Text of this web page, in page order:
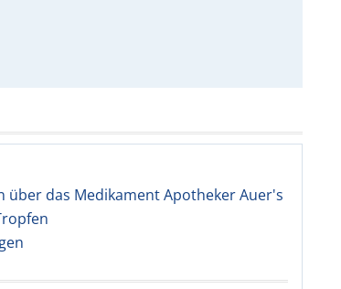
über das Medikament Apotheker Auer's